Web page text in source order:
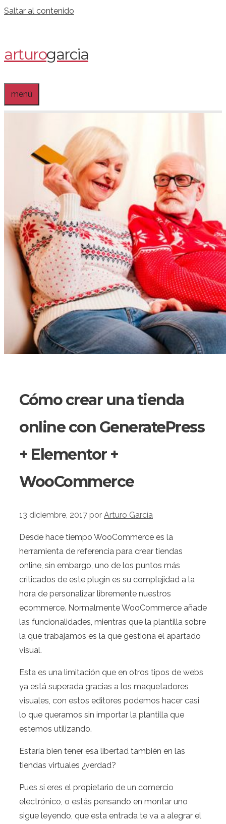
Saltar al contenido
arturogarcia
menú
Cómo crear una tienda
online con GeneratePress
+ Elementor +
WooCommerce
13 diciembre, 2017 por Arturo García
Desde hace tiempo WooCommerce es la
herramienta de referencia para crear tiendas
online, sin embargo, uno de los puntos más
criticados de este plugin es su complejidad a la
hora de personalizar libremente nuestros
ecommerce. Normalmente WooCommerce añade
las funcionalidades, mientras que la plantilla sobre
la que trabajamos es la que gestiona el apartado
visual.
Esta es una limitación que en otros tipos de webs
ya está superada gracias a los maquetadores
visuales, con estos editores podemos hacer casi
lo que queramos sin importar la plantilla que
estemos utilizando.
Estaría bien tener esa libertad también en las
tiendas virtuales ¿verdad?
Pues si eres el propietario de un comercio
electrónico, o estás pensando en montar uno
sigue leyendo, que esta entrada te va a alegrar el